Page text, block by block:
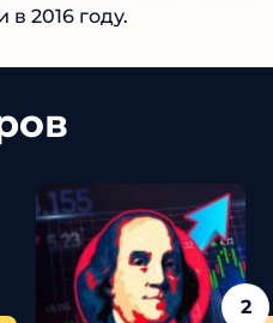
2016 году.
2